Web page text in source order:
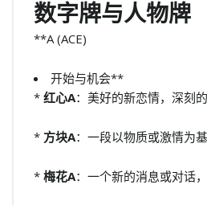
数字牌与人物牌
**A (ACE)
开始与机会**
* 红心A：美好的新恋情，深刻
* 方块A：一段以物质或激情为
* 梅花A：一个新的消息或对话